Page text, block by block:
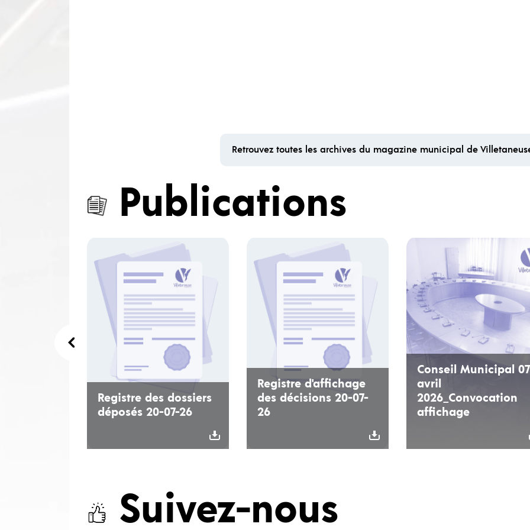
Retrouvez toutes les archives du magazine municipal de
Publications
Registre des dossiers
déposés 20-07-26
Registre d'affichage
des décisions 20-07-
26
Conseil Municipal 07
avril
2026_Convocation
affichage
Suivez-nous